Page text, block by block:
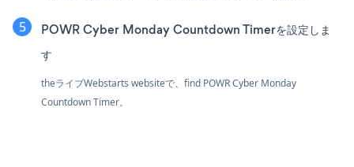
POWR Cyber Monday Countdown Timerを設定しま
す
theライブWebstarts websiteで、find POWR Cyber Monday
Countdown Timer。